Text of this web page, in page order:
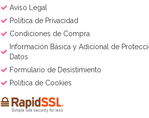
Aviso Legal
Política de Privacidad
Condiciones de Compra
Información Básica y Adicional de
Datos
Formulario de Desistimiento
Política de Cookies